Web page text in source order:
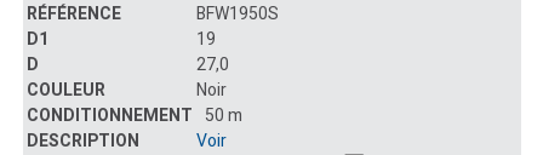
BFW1950S
19
27,0
Noir
50 m
Voir